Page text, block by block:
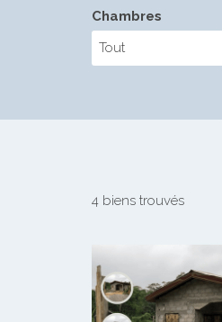
Chambres
Tout
4 biens trouvés